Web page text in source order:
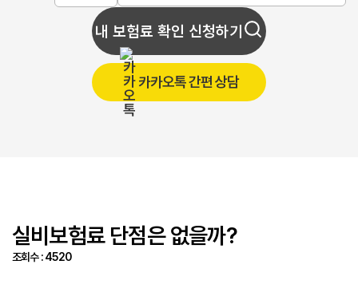
내 보험료 확인 신청하기
카카오톡 간편 상담
실비보험료 단점은 없을까?
조회수 : 4520